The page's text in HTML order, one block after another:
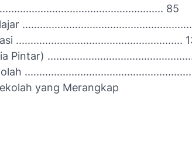
85
.........................................................
Pintar)
yang Merangkap